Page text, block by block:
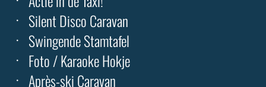
Silent Disco Caravan
Swingende Stamtafel
Foto / Karaoke Hokje
Après-ski Caravan